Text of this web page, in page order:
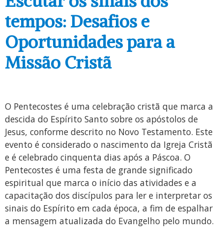
tempos: Desafios e
Oportunidades para a
Missão Cristã
O Pentecostes é uma celebração cristã que marca a
descida do Espírito Santo sobre os apóstolos de
Jesus, conforme descrito no Novo Testamento. Este
evento é considerado o nascimento da Igreja Cristã
e é celebrado cinquenta dias após a Páscoa. O
Pentecostes é uma festa de grande significado
espiritual que marca o início das atividades e a
capacitação dos discípulos para ler e interpretar os
sinais do Espírito em cada época, a fim de espalhar
a mensagem atualizada do Evangelho pelo mundo.